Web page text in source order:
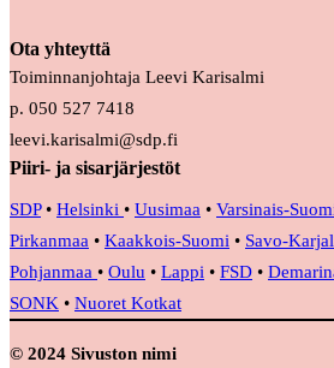
Ota yhteyttä
Toiminnanjohtaja Leevi Karisalmi
p. 050 527 7418
leevi.karisalmi@sdp.fi
Piiri- ja sisarjärjestöt
SDP• Helsinki • Uusimaa • Varsinais-
Pirkanmaa • Kaakkois-Suomi • Savo-
Pohjanmaa • Oulu • Lappi • FSD •
SONK • Nuoret Kotkat
© 2024 Sivuston nimi